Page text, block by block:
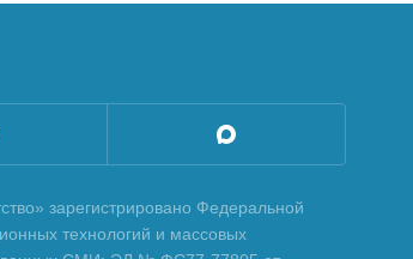
зарегистрировано Федеральной
технологий и массовых